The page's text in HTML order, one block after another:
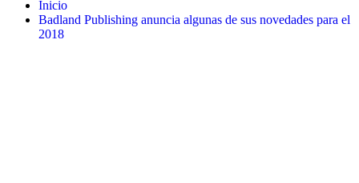
Inicio
Badland Publishing anuncia algunas de sus novedades para el
2018